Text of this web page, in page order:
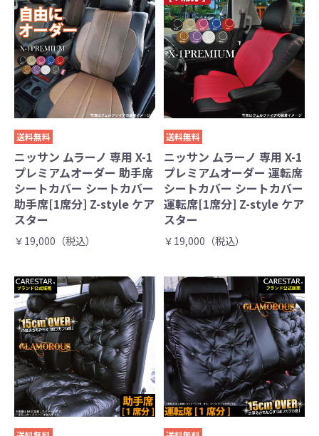
送料無料
ニッサン ムラーノ 専用 X-1
プレミアムオーダー 助手席
シートカバー シートカバー
助手席[1席分] Z-style ケア
スター
￥19,000（税込）
送料無料
ニッサン ムラーノ 専用 X-1
プレミアムオーダー 運転席
シートカバー シートカバー
運転席[1席分] Z-style ケア
スター
￥19,000（税込）